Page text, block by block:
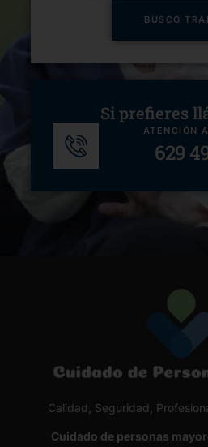
BUSCO
Si prefieres
ATENCIÓN
629
Calidad, Seguridad,
Cuidado de personas